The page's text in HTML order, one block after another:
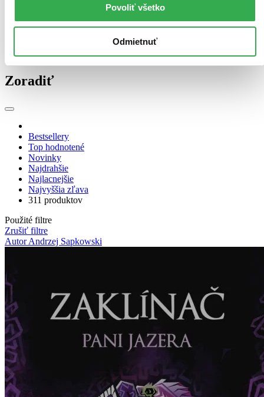
Povoliť všetko
Odmietnuť
Netflix (12 titulov)Netflix12
Zúžiť výber
Zoradiť
Bestsellery
Top hodnotené
Novinky
Najdrahšie
Najlacnejšie
Najvyššia zľava
311 produktov
Použité filtre
Zrušiť filtre
Autor Andrzej Sapkowski